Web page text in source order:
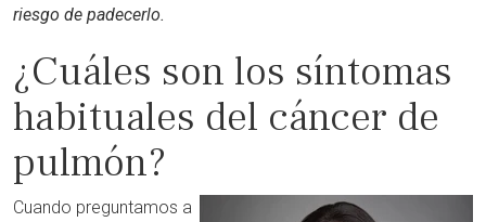
riesgo de padecerlo.
¿Cuáles son los síntomas
habituales del cáncer de
pulmón?
Cuando preguntamos a